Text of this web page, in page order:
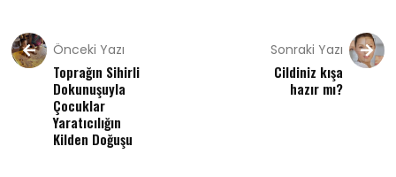
Önceki Yazı
Toprağın Sihirli
Dokunuşuyla
Çocuklar
Yaratıcılığın
Kilden Doğuşu
Sonraki Yazı
Cildiniz kışa
hazır mı?